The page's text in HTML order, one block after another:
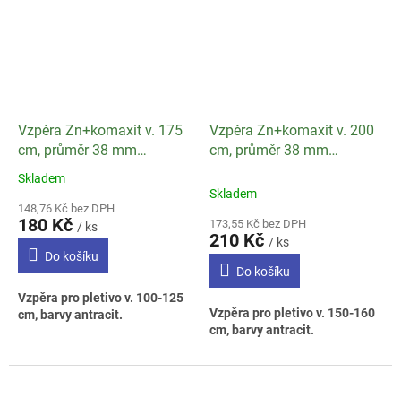
Vzpěra Zn+komaxit v. 175
cm, průměr 38 mm
ANTRACIT
Průměrné
produktu
je
4,0
hvězdiček.
Skladem
148,76 Kč bez DPH
180 Kč / ks
Do košíku
Vzpěra pro pletivo v. 100-125
cm, barvy antracit.
Vzpěra Zn+komaxit v. 200
cm, průměr 38 mm
Skladem
173,55 Kč bez DPH
210 Kč / ks
Do košíku
Vzpěra pro pletivo v. 150-160
cm, barvy antracit.